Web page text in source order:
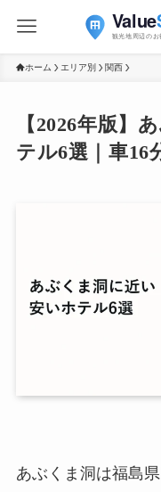
ホーム エリア別 関西
【2026年版】
テル6選｜車16
あぶくま洞は福島